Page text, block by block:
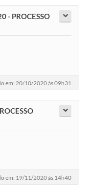
- PROCESSO
em: 20/10/2020 às 09h31
em: 19/11/2020 às 14h40